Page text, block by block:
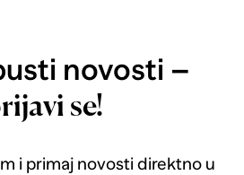
novosti –
se!
i primaj novosti direktno u